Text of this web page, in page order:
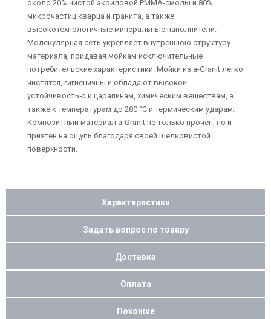
около 20% чистой акриловой РММА-смолы и 80%
микрочастиц кварца и гранита, а также
высокотехнологичные минеральные наполнители.
Молекулярная сеть укрепляет внутреннюю структуру
материала, придавая мойкам исключительные
потребительские характеристики. Мойки из a-Granit легко
чистятся, гигиеничны и обладают высокой
устойчивостью к царапинам, химическим веществам, а
также к температурам до 280 °C и термическим ударам.
Композитный материал a-Granit не только прочен, но и
приятен на ощупь благодаря своей шелковистой
поверхности.
Характеристики
Задать вопрос по товару
Доставка
Оплата
Похожие